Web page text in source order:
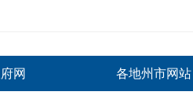
网 各地州市网站